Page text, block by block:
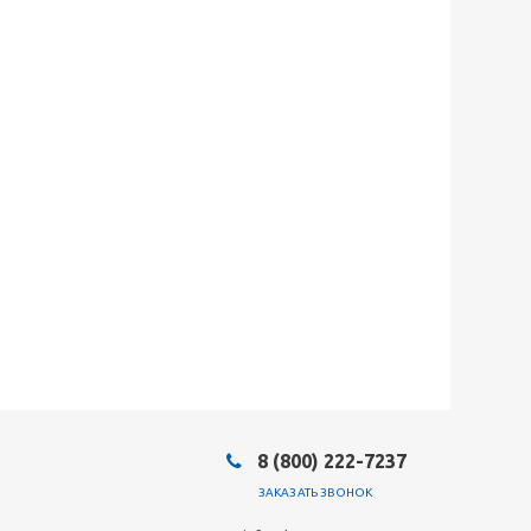
8 (800) 222-7237
ЗАКАЗАТЬ ЗВОНОК